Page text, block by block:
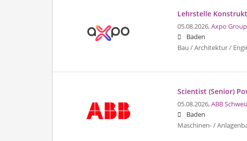
Lehrstelle
05.08.2026,Axpo Group
Baden
Bau / Architektur /
Scientist (Senior)
05.08.2026,ABB
Baden
Maschinen- /